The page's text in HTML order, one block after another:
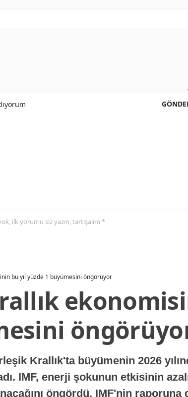
ilk yorumu siz yazın, tartışalım *
bu yıl yüzde 1 büyümesini öngörüyor
Krallık'ta büyümenin 2026
IMF, enerji şokunun etkisinin
öngördü. IMF'nin raporuna